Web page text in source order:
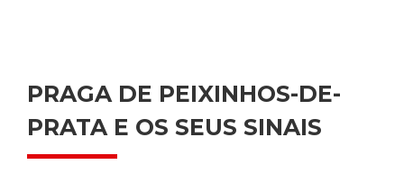
PRAGA DE PEIXINHOS-DE-
PRATA E OS SEUS SINAIS